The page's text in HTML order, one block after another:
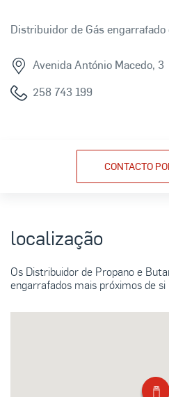
Distribuidor de Gás engarrafado
Avenida António Macedo, 3
258 743 199
CONTACTO
localização
Os Distribuidor de Propano e
engarrafados mais próximos de si